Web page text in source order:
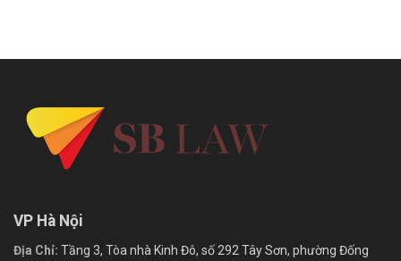
VP Hà Nội
Địa Chỉ: Tầng 3, Tòa nhà Kinh Đô, số 292 Tây Sơn, phường Đống